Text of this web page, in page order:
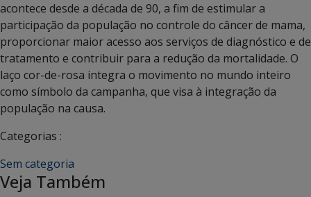
acontece desde a década de 90, a fim de estimular a
participação da população no controle do câncer de mama,
proporcionar maior acesso aos serviços de diagnóstico e de
tratamento e contribuir para a redução da mortalidade. O
laço cor-de-rosa integra o movimento no mundo inteiro
como símbolo da campanha, que visa à integração da
população na causa.
Categorias :
Sem categoria
Veja Também